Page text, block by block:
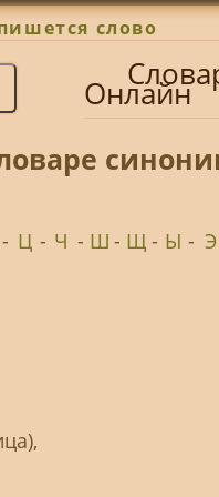
слово
Онлайн
Ц - Ч - Ш - Щ- Ы - Э